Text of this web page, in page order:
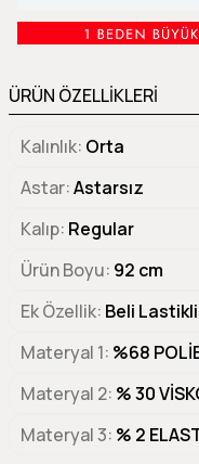
ÜRÜN ÖZELLİKLERİ
Kalınlık Orta
Astar Astarsız
Kalıp Regular
Ürün Boyu 92 cm
Ek Özellik Beli Lastikli
Materyal 1 %68
Materyal 2 % 30
Materyal 3 % 2